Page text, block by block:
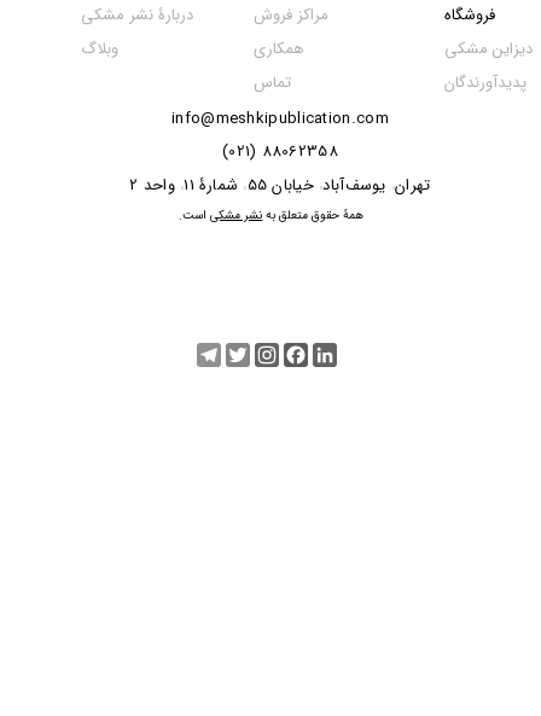
info@meshkipublication.com
88062358 (021)
​​​​​​تهران، یوسف‌آباد، خیابان 55 ، شمارۀ 11 ،واحد 2
مراکز فروش
همکاری
تماس
فروشگاه
دیزاین مشکی
پدیدآورندگان
دربارۀ نشر مشکی
وبلاگ
​همۀ حقوق متعلق به نشر مشکیاست.
Telegram
TwitterInstagramFacebook